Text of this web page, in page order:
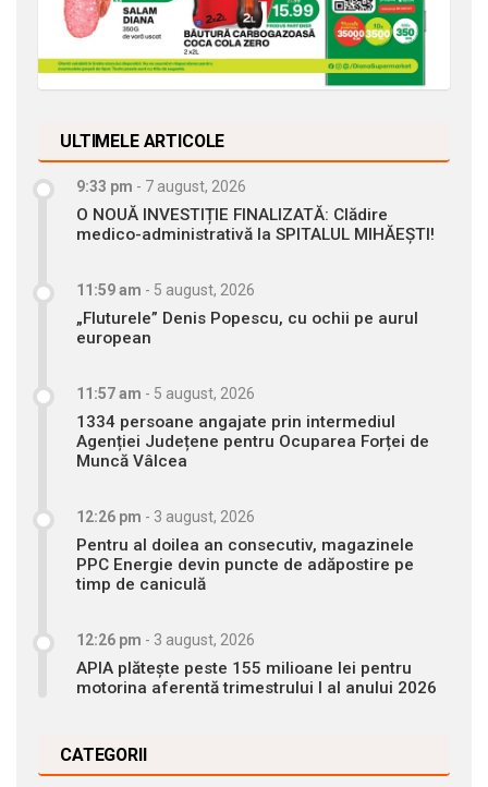
ULTIMELE ARTICOLE
9:33 pm - 7 august, 2026
O NOUĂ INVESTIȚIE FINALIZATĂ: Clădire
medico-administrativă la SPITALUL MIHĂEȘTI!
11:59 am - 5 august, 2026
„Fluturele” Denis Popescu, cu ochii pe aurul
european
11:57 am - 5 august, 2026
1334 persoane angajate prin intermediul
Agenției Județene pentru Ocuparea Forței de
Muncă Vâlcea
12:26 pm - 3 august, 2026
Pentru al doilea an consecutiv, magazinele
PPC Energie devin puncte de adăpostire pe
timp de caniculă
12:26 pm - 3 august, 2026
APIA plătește peste 155 milioane lei pentru
motorina aferentă trimestrului I al anului 2026
CATEGORII